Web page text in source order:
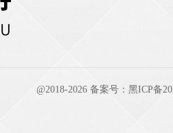
@2018-2026 备案号： 黑ICP备